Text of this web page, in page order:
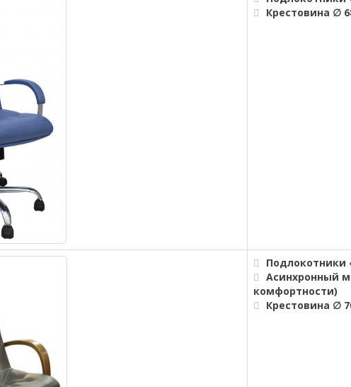
Крестовина ∅
Подлокотники
Асинхронный
комфортности)
Крестовина ∅